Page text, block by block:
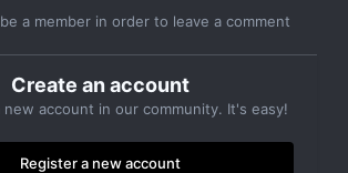
a member in order to leave a comment
Create an account
new account in our community. It's easy!
Register a new account